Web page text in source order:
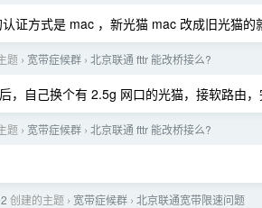
证方式是 mac ，新光猫 mac 改成旧光猫的
题 › 宽带症候群 › 北京联通 fttr 能改桥接么?
，自己换个有 2.5g 网口的光猫，接软路由
题 › 宽带症候群 › 北京联通 fttr 能改桥接么?
创建的主题 › 宽带症候群 › 北京联通宽带限速问题